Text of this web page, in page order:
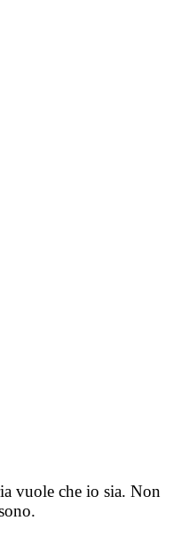
vuole che io sia. Non